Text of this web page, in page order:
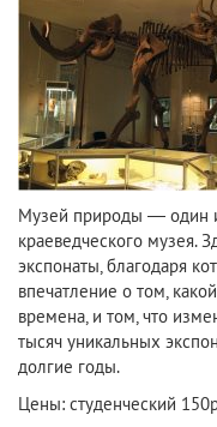
Музей природы — один
краеведческого музея.
экспонаты, благодаря
впечатление о том,
времена, и том, что
тысяч уникальных
долгие годы.
Цены: студенческий